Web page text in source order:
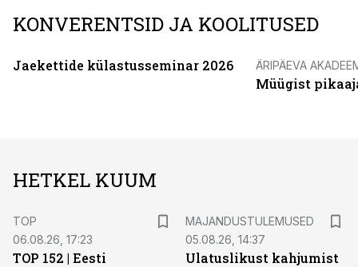
KONVERENTSID JA KOOLITUSED
Jaekettide külastusseminar 2026 ÄRIPÄEVA
Müügist
HETKEL KUUM
TOP
06.08.26, 17:23
TOP 152 | Eesti
MAJANDUSTULEMUSED
05.08.26, 14:37
Ulatuslikust kahjumist